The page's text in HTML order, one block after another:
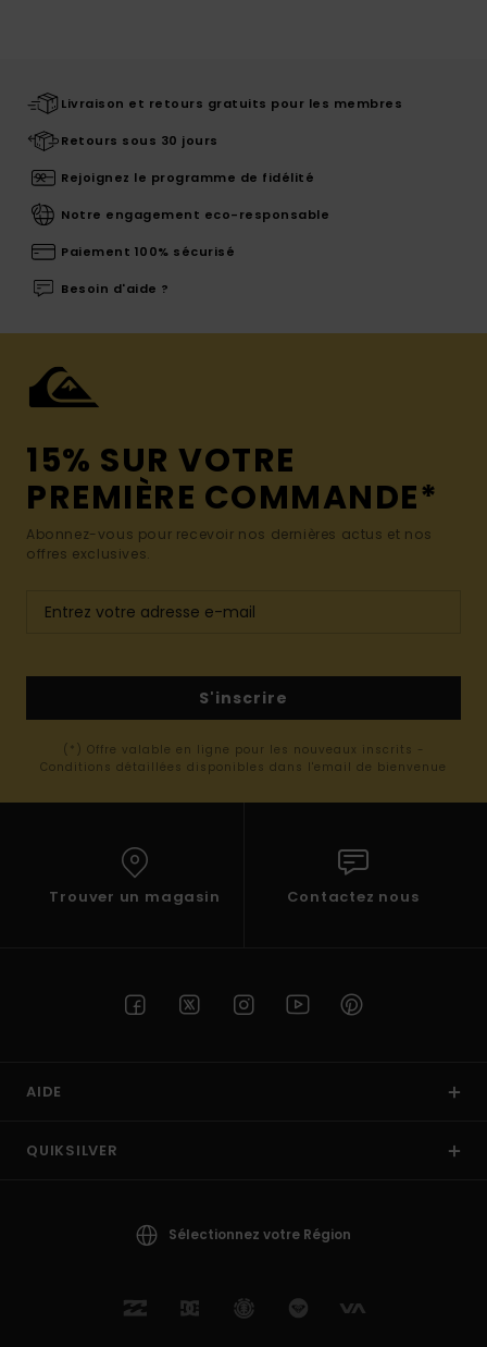
Livraison et retours gratuits pour les membres
Retours sous 30 jours
Rejoignez le programme de fidélité
Notre engagement eco-responsable
Paiement 100% sécurisé
Besoin d'aide ?
15% SUR VOTRE
PREMIÈRE COMMANDE*
Abonnez-vous pour recevoir nos dernières actus et nos
offres exclusives.
S'inscrire
(*) Offre valable en ligne pour les nouveaux inscrits -
Conditions détaillées disponibles dans l'email de bienvenue
Trouver un magasin Contactez nous
AIDE
QUIKSILVER
Sélectionnez votre Région